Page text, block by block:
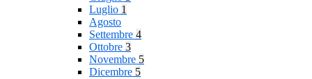
Luglio 1
Agosto
Settembre 4
Ottobre 3
Novembre 5
Dicembre 5